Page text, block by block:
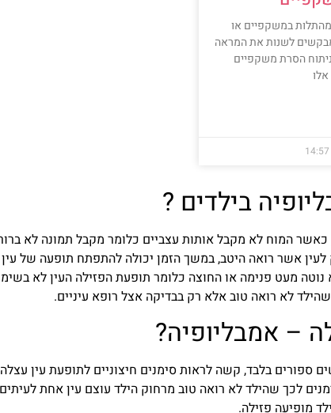
במשקפיים או
לשנות את המראה
הסרת משקפיים
אלו
בילדים ?
כאשר המוח לא מקבל אותות עצביים כלומר מקבל תמונה לא
אשר רואה היטב, במשך הזמן יכולה להתפתח תופעה של עין
מעט פנימה או החוצה כלומר תופעת הפזילה העין לא
לא רואה טוב אלא רק בבדיקה אצל רופא עיניים.
– אמבליופיה?
ספורים בלבד, קשה לראות סימנים חיצוניים לתופעת עין
לכך שהילד לא רואה טוב מרחוק הילד עוצם עין אחת לעיתים
מופיעה פזילה.